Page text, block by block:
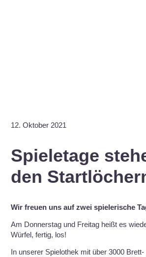
12. Oktober 2021
Spieletage
den
Wir freuen uns auf zwei spielerische
Am Donnerstag und Freitag heißt es
Würfel, fertig, los!
In unserer Spielothek mit über 3000